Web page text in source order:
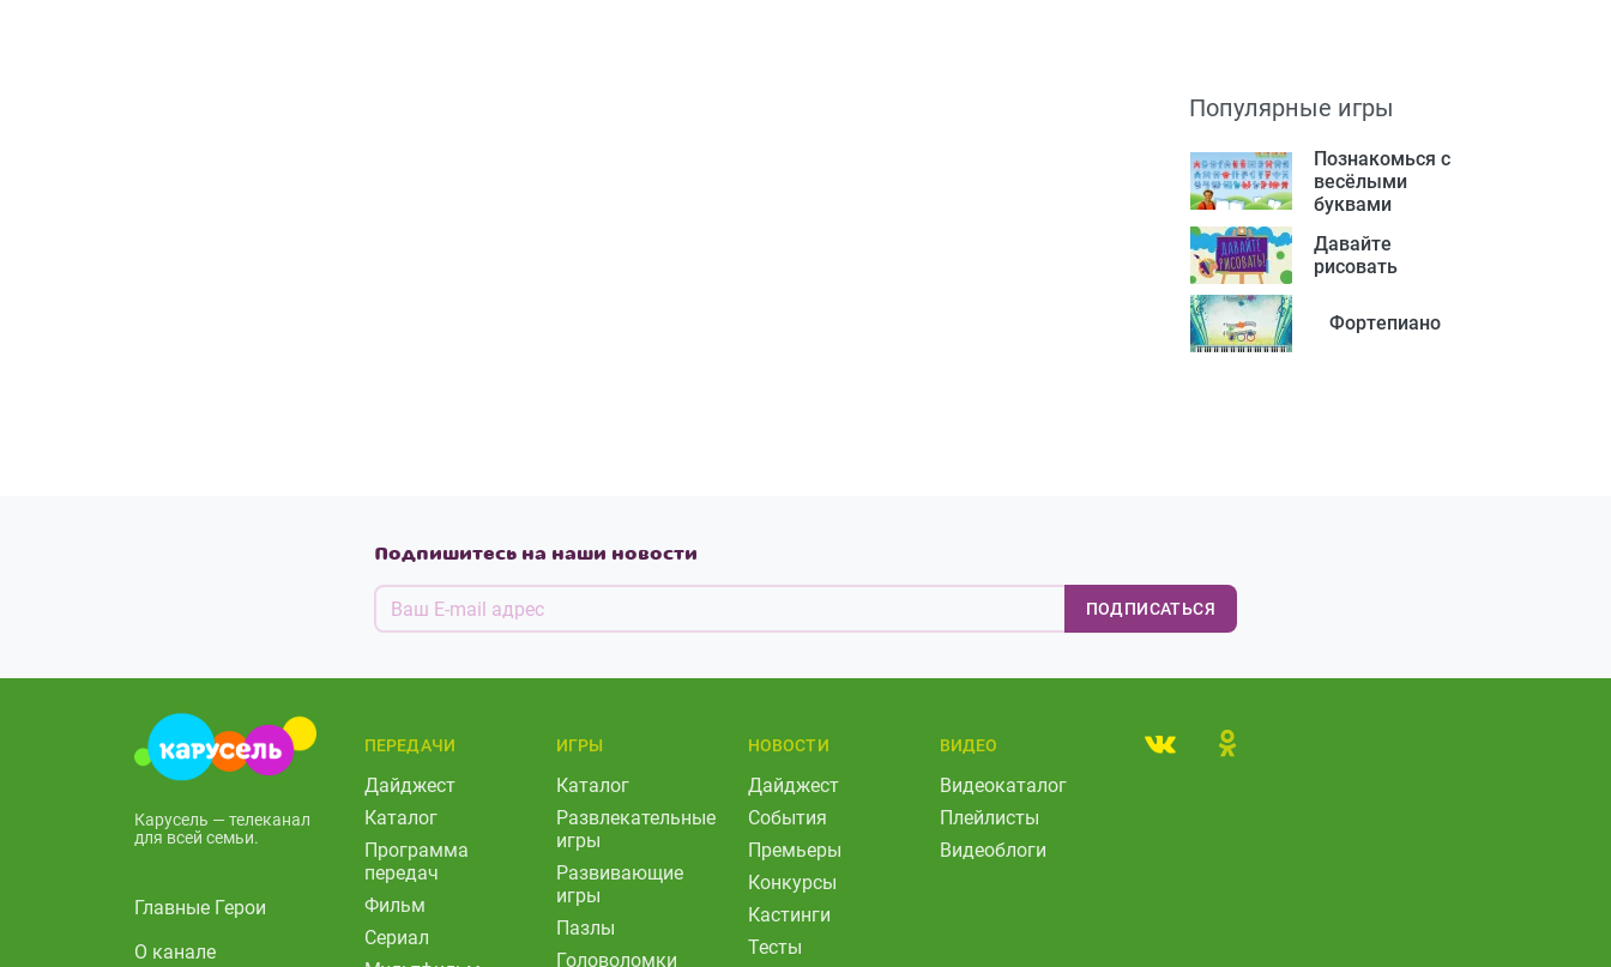
Популярные игры
Познакомься с
весёлыми
буквами
Давайте
рисовать
Фортепиано
Подпишитесь на наши новости
ПОДПИСАТЬСЯ
Карусель — телеканал
для всей семьи.
Главные Герои
О канале
ПЕРЕДАЧИ
Дайджест
Каталог
Программа
передач
Фильм
Сериал
ИГРЫ
Каталог
Развлекательные
игры
Развивающие
игры
Пазлы
Головоломки
НОВОСТИ
Дайджест
События
Премьеры
Конкурсы
Кастинги
Тесты
ВИДЕО
Видеокаталог
Плейлисты
Видеоблоги